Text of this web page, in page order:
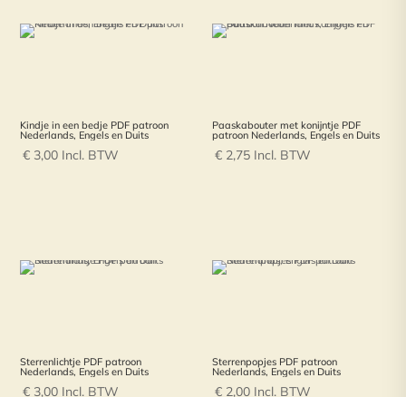
Kindje in een bedje PDF patroon
Nederlands, Engels en Duits
€ 3,00 Incl. BTW
Paaskabouter met konijntje PDF
patroon Nederlands, Engels en Duits
€ 2,75 Incl. BTW
Sterrenlichtje PDF patroon
Nederlands, Engels en Duits
€ 3,00 Incl. BTW
Sterrenpopjes PDF patroon
Nederlands, Engels en Duits
€ 2,00 Incl. BTW